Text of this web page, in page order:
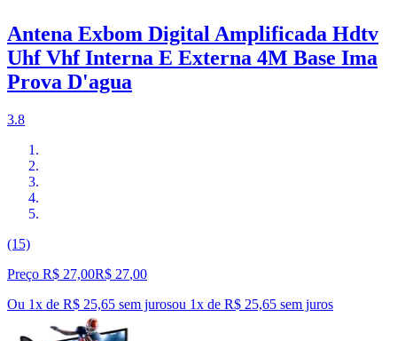
Antena Exbom Digital Amplificada Hdtv
Uhf Vhf Interna E Externa 4M Base Ima
Prova D'agua
3.8
(15)
Preço R$ 27,00R$ 27,00
Ou 1x de R$ 25,65 sem jurosou 1x de R$ 25,65 sem juros